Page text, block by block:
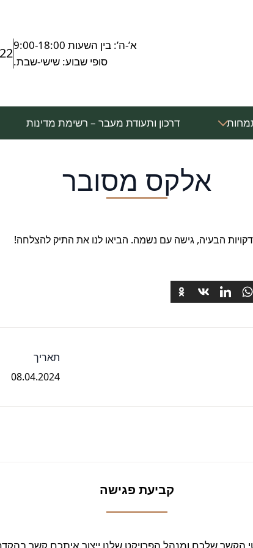
א’-ה’: בין השעות 9:00-18:00
סופי שבוע: שישי-שבת.
דרכון ותעודת מעבר – רשימת מדינות
אלקס מסובר
הבעיה, גישה עם נשמה. הביאו לנו את התיק להצלחה!
תאריך
08.04.2024
קביעת פגישה